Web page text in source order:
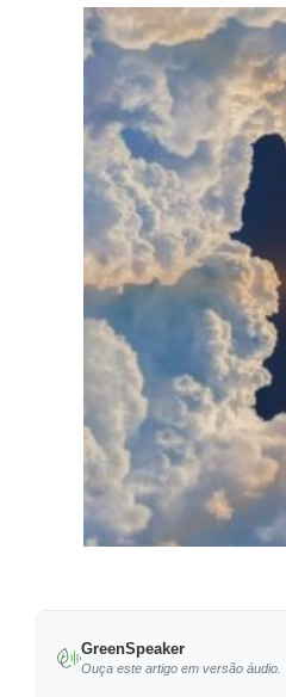
GreenSpeaker
Ouça este artigo em versão áudio.